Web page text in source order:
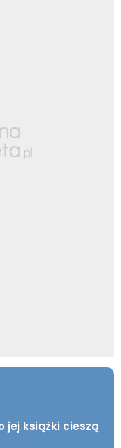
jej książki cieszą